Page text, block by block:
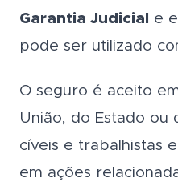
Garantia Judicial
e
pode ser utilizado
O seguro é aceito
União, do Estado ou
cíveis e trabalhistas
em ações